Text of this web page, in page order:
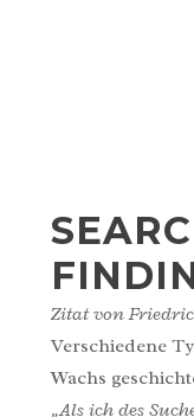
Zitat von
Verschiedene
Wachs
„Als ich des